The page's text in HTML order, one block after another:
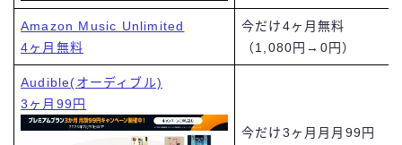
Amazon Music Unlimited
4ヶ月無料
今だけ4ヶ月無料
（1,080円→0円）
Audible(オーディブル)
3ヶ月99円
今だけ3ヶ月月月99円